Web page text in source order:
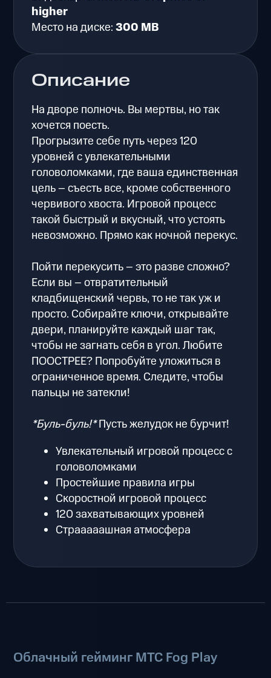
Описание
На дворе полночь. Вы мертвы, но так
хочется поесть.
Прогрызите себе путь через 120
уровней с увлекательными
головоломками, где ваша единственная
цель – съесть все, кроме собственного
червивого хвоста. Игровой процесс
такой быстрый и вкусный, что устоять
невозможно. Прямо как ночной перекус.
Пойти перекусить – это разве сложно?
Если вы – отвратительный
кладбищенский червь, то не так уж и
просто. Собирайте ключи, открывайте
двери, планируйте каждый шаг так,
чтобы не загнать себя в угол. Любите
ПООСТРЕЕ? Попробуйте уложиться в
ограниченное время. Следите, чтобы
пальцы не затекли!
*Буль-буль!*Пусть желудок не бурчит!
Увлекательный игровой процесс с
головоломками
Простейшие правила игры
Скоростной игровой процесс
120 захватывающих уровней
Страаааашная атмосфера
higher
Место на диске:300 MB
Облачный гейминг МТС Fog Play